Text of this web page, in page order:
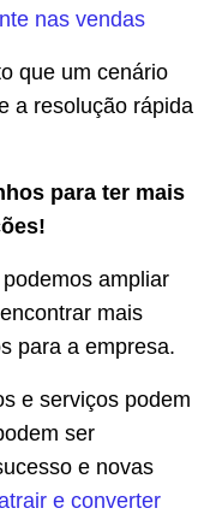
nas vendas
que um cenário
a resolução rápida
para ter mais
ampliar
mais
para a empresa.
e serviços podem
ser
e novas
e converter